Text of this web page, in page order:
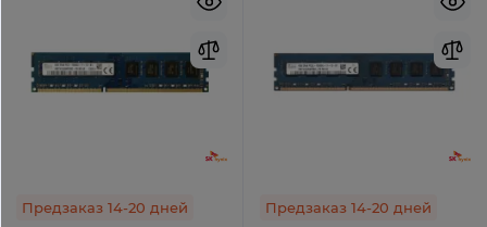
Предзаказ 14-20 дней
Предзаказ 14-20 дней